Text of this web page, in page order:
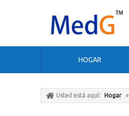
HOGAR
Usted está aquí: Hogar »